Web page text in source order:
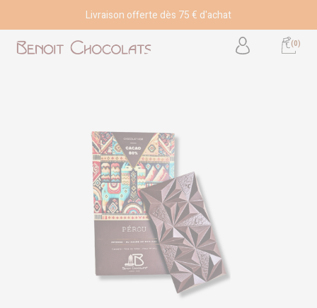
Livraison offerte dès 75 € d'achat
(0)